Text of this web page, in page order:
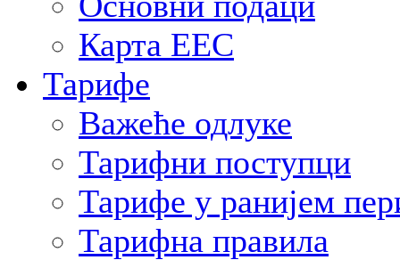
Карта ЕЕС
Тарифе
Важеће одлуке
Тарифни поступци
Тарифе у ранијем
Тарифна правила